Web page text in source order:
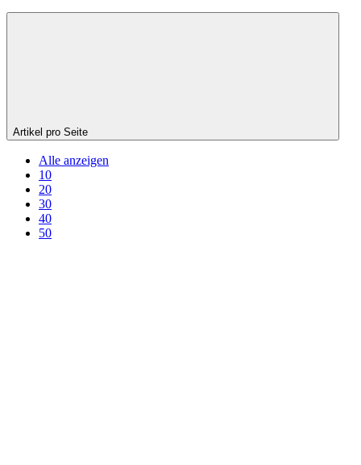
Artikel pro Seite
Alle anzeigen
10
20
30
40
50